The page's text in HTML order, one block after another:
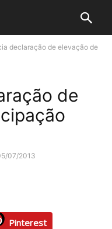
declaração de elevação de
de
07/2013
Pinterest